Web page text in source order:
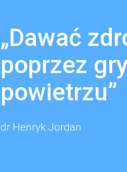
„Dawać
poprzez
powietrzu”
dr Henryk Jordan